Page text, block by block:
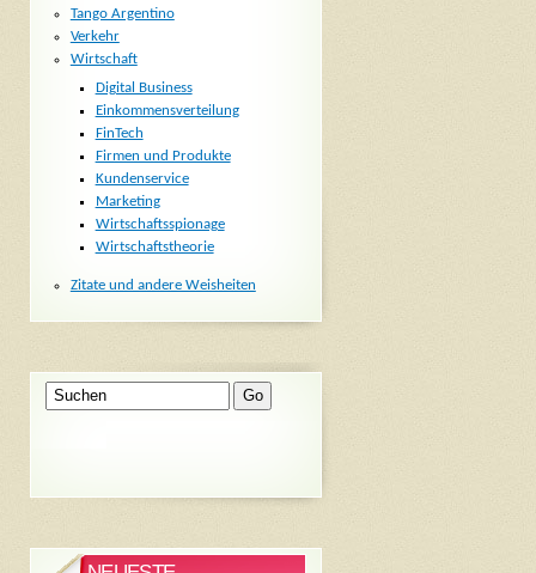
Tango Argentino
Verkehr
Wirtschaft
Digital Business
Einkommensverteilung
FinTech
Firmen und Produkte
Kundenservice
Marketing
Wirtschaftsspionage
Wirtschaftstheorie
Zitate und andere Weisheiten